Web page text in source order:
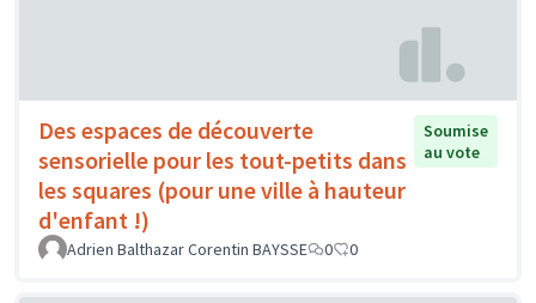
Des espaces de découverte
sensorielle pour les tout-petits dans
les squares (pour une ville à hauteur
d'enfant !)
Soumise
au vote
Adrien Balthazar Corentin BAYSSE 0 0